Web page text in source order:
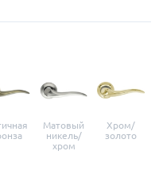
Матовый
никель/
хром
Хром/
золото